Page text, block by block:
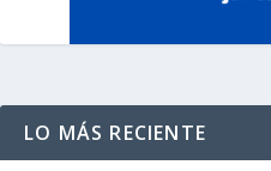
LO MÁS RECIENTE